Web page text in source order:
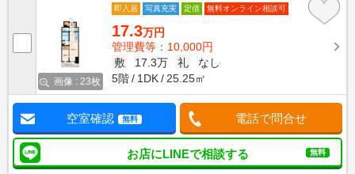
画像 : 23枚
即入居 写真充実 定借 無料オンライン相談可
17.3万円
管理費等：10,000円
敷
17.3万 礼
なし
5階
1DK 25.25㎡
空室確認 無料 電話で問合せ
お店にLINEで相談する 無料